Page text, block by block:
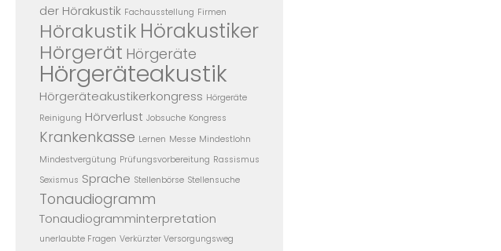
der Hörakustik Fachausstellung Firmen
Hörakustik Hörakustiker
Hörgerät Hörgeräte
Hörgeräteakustik
Hörgeräteakustikerkongress Hörgeräte
Reinigung Hörverlust Jobsuche Kongress
Krankenkasse Lernen Messe Mindestlohn
Mindestvergütung Prüfungsvorbereitung Rassismus
Sexismus Sprache Stellenbörse Stellensuche
Tonaudiogramm
Tonaudiogramminterpretation
unerlaubte Fragen Verkürzter Versorgungsweg